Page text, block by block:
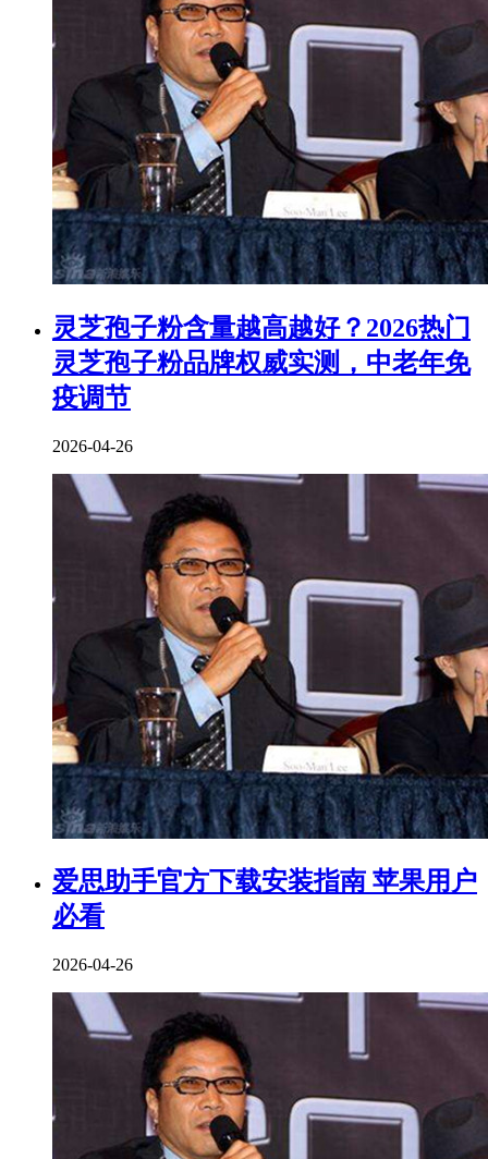
灵芝孢子粉含量越高越好？2026热门
灵芝孢子粉品牌权威实测，中老年免
疫调节
2026-04-26
爱思助手官方下载安装指南 苹果用户
必看
2026-04-26